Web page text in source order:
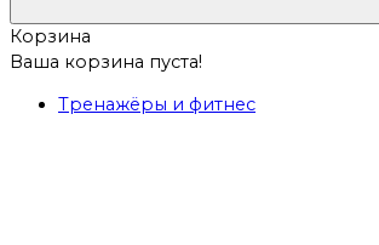
Корзина
Ваша корзина пуста!
Тренажёры и фитнес